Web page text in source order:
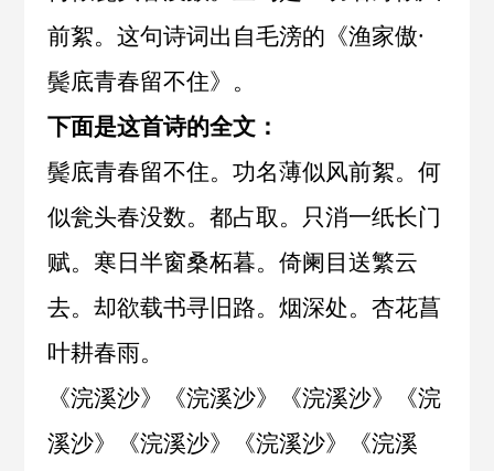
前絮。这句诗词出自毛滂的《渔家傲·
鬓底青春留不住》。
下面是这首诗的全文：
鬓底青春留不住。功名薄似风前絮。何
似瓮头春没数。都占取。只消一纸长门
赋。寒日半窗桑柘暮。倚阑目送繁云
去。却欲载书寻旧路。烟深处。杏花菖
叶耕春雨。
《浣溪沙》《浣溪沙》《浣溪沙》《浣
溪沙》《浣溪沙》《浣溪沙》《浣溪